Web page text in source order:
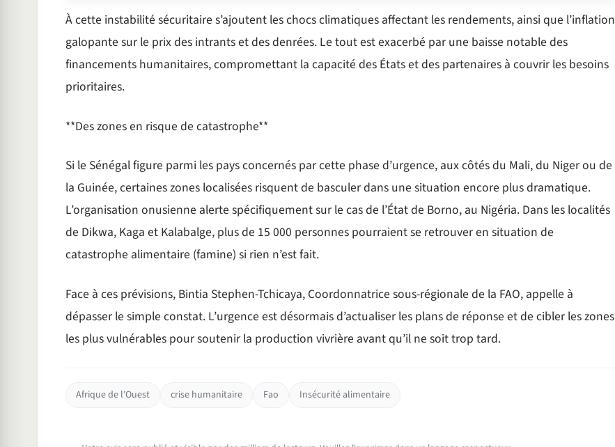
À cette instabilité sécuritaire s’ajoutent les chocs climatiques affectant les rendements, ainsi que l’inflation
galopante sur le prix des intrants et des denrées. Le tout est exacerbé par une baisse notable des
financements humanitaires, compromettant la capacité des États et des partenaires à couvrir les besoins
prioritaires.
**Des zones en risque de catastrophe**
Si le Sénégal figure parmi les pays concernés par cette phase d’urgence, aux côtés du Mali, du Niger ou de
la Guinée, certaines zones localisées risquent de basculer dans une situation encore plus dramatique.
L’organisation onusienne alerte spécifiquement sur le cas de l’État de Borno, au Nigéria. Dans les localités
de Dikwa, Kaga et Kalabalge, plus de 15 000 personnes pourraient se retrouver en situation de
catastrophe alimentaire (famine) si rien n’est fait.
Face à ces prévisions, Bintia Stephen-Tchicaya, Coordonnatrice sous-régionale de la FAO, appelle à
dépasser le simple constat. L’urgence est désormais d’actualiser les plans de réponse et de cibler les zones
les plus vulnérables pour soutenir la production vivrière avant qu’il ne soit trop tard.
Afrique de l'Ouest crise humanitaire Fao Insécurité alimentaire